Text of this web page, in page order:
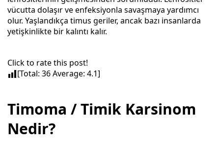
vücutta dolaşır ve enfeksiyonla savaşmaya yardımcı
olur. Yaşlandıkça timus geriler, ancak bazı insanlarda
yetişkinlikte bir kalıntı kalır.
Click to rate this post!
[Total: 36Average: 4.1]
Timoma / Timik Karsinom
Nedir?